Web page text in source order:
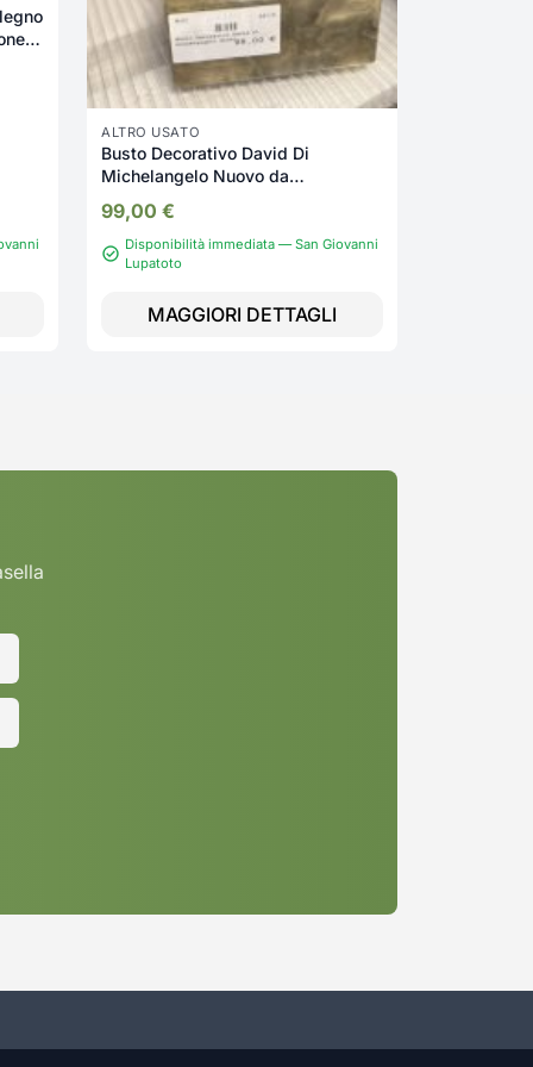
ALTRO USATO
Busto Decorativo David Di
Michelangelo Nuovo da
99,00 €
Disponibilità immediata — San Giovanni
Lupatoto
MAGGIORI DETTAGLI